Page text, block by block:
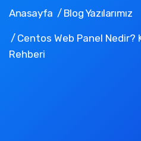
Anasayfa Blog Yazılarımız
Centos Web Panel Nedir?
Rehberi